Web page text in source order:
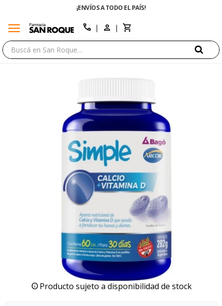
¡ENVÍOS A TODO EL PAÍS!
menu call
Producto sujeto a disponibilidad de stock
close